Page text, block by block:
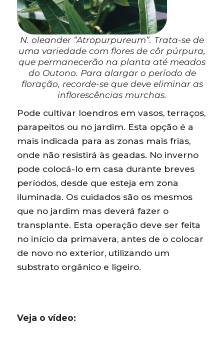
N. oleander “Atropurpureum”. Trata-se de
uma variedade com flores de côr púrpura,
que permanecerão na planta até meados
do Outono. Para alargar o período de
floração, recorde-se que deve eliminar as
inflorescências murchas.
Pode cultivar loendros em vasos, terraços,
parapeitos ou no jardim. Esta opção é a
mais indicada para as zonas mais frias,
onde não resistirá às geadas. No inverno
pode colocá-lo em casa durante breves
períodos, desde que esteja em zona
iluminada. Os cuidados são os mesmos
que no jardim mas deverá fazer o
transplante. Esta operação deve ser feita
no início da primavera, antes de o colocar
de novo no exterior, utilizando um
substrato orgânico e ligeiro.
Veja o vídeo: